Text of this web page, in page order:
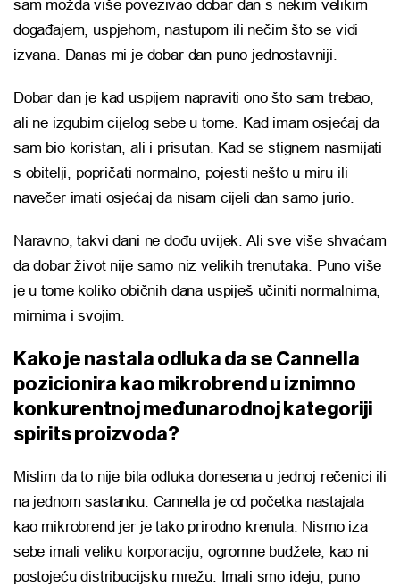
sam možda više povezivao dobar dan s nekim velikim
događajem, uspjehom, nastupom ili nečim što se vidi
izvana. Danas mi je dobar dan puno jednostavniji.
Dobar dan je kad uspijem napraviti ono što sam trebao,
ali ne izgubim cijelog sebe u tome. Kad imam osjećaj da
sam bio koristan, ali i prisutan. Kad se stignem nasmijati
s obitelji, popričati normalno, pojesti nešto u miru ili
navečer imati osjećaj da nisam cijeli dan samo jurio.
Naravno, takvi dani ne dođu uvijek. Ali sve više shvaćam
da dobar život nije samo niz velikih trenutaka. Puno više
je u tome koliko običnih dana uspiješ učiniti normalnima,
mirnima i svojim.
Kako je nastala odluka da se Cannella
pozicionira kao mikrobrend u iznimno
konkurentnoj međunarodnoj kategoriji
spirits proizvoda?
Mislim da to nije bila odluka donesena u jednoj rečenici ili
na jednom sastanku. Cannella je od početka nastajala
kao mikrobrend jer je tako prirodno krenula. Nismo iza
sebe imali veliku korporaciju, ogromne budžete, kao ni
postojeću distribucijsku mrežu. Imali smo ideju, puno